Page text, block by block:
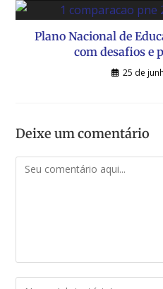
Plano Nacional de
com desafios e
25 de
Deixe um comentário